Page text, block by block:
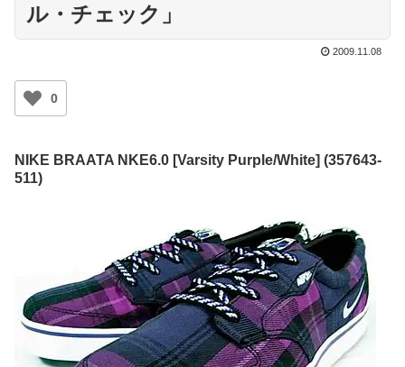
ル・チェック」
2009.11.08
0
NIKE BRAATA NKE6.0 [Varsity Purple/White] (357643-
511)